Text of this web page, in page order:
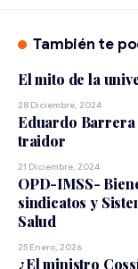
También te
El mito de la
28 Diciembre, 2024
Eduardo Barrera
traidor
21 Diciembre, 2024
OPD-IMSS-
sindicatos y
Salud
25 Enero, 2026
¿El ministro